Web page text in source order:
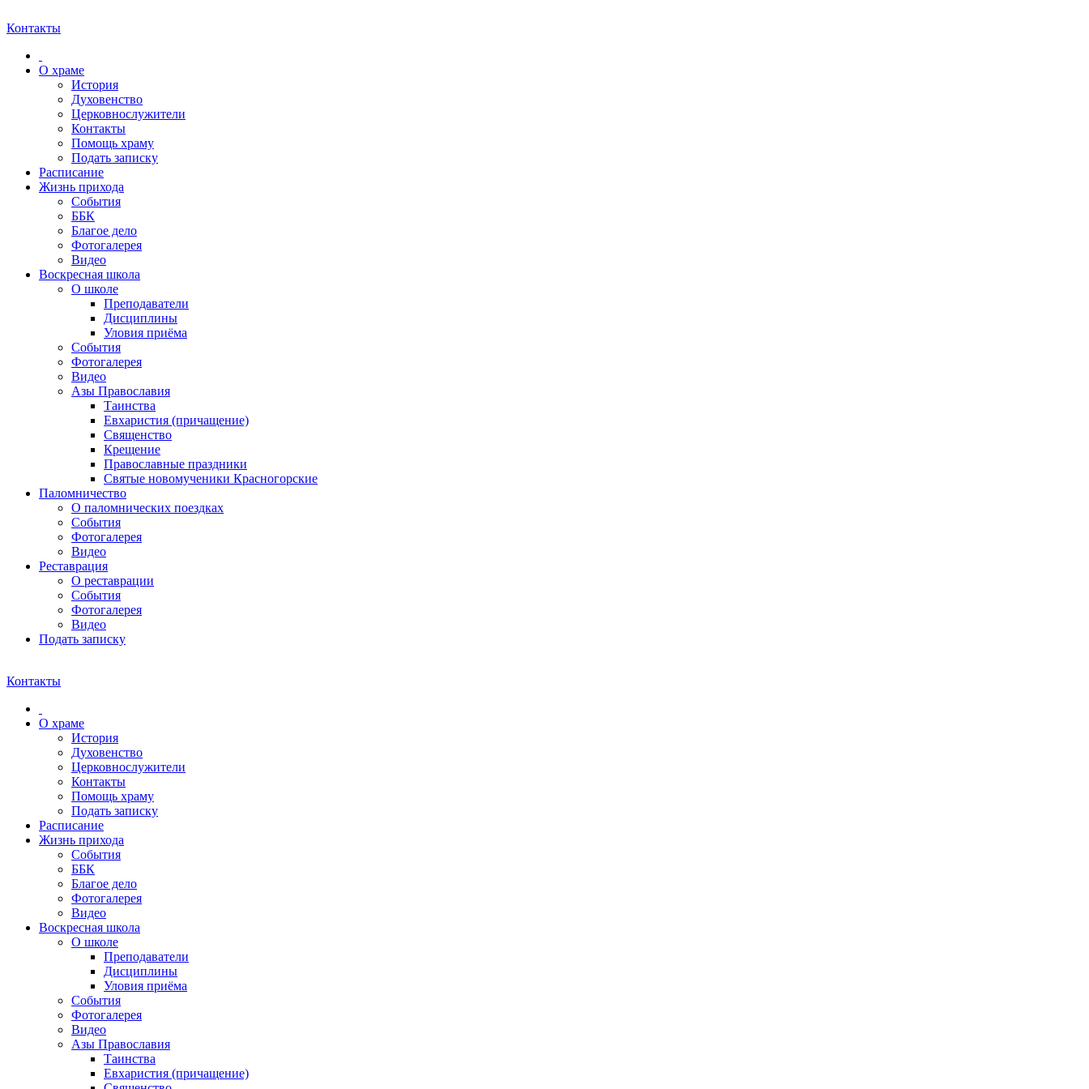
Контакты
О храме
История
Духовенство
Церковнослужители
Контакты
Помощь храму
Подать записку
Расписание
Жизнь прихода
События
ББК
Благое дело
Фотогалерея
Видео
Воскресная школа
О школе
Преподаватели
Дисциплины
Уловия приёма
События
Фотогалерея
Видео
Азы Православия
Таинства
Евхаристия (причащение)
Священство
Крещение
Православные праздники
Святые новомученики Красногорские
Паломничество
О паломнических поездках
События
Фотогалерея
Видео
Реставрация
О реставрации
События
Фотогалерея
Видео
Подать записку
Контакты
О храме
История
Духовенство
Церковнослужители
Контакты
Помощь храму
Подать записку
Расписание
Жизнь прихода
События
ББК
Благое дело
Фотогалерея
Видео
Воскресная школа
О школе
Преподаватели
Дисциплины
Уловия приёма
События
Фотогалерея
Видео
Азы Православия
Таинства
Евхаристия (причащение)